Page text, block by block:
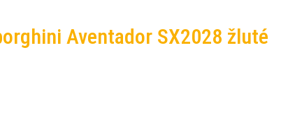
Aventador SX2028 žluté